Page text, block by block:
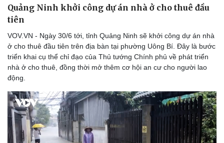
Sức khỏe
Dinh dưỡng - món ngon
Cây thuốc
Sản phụ khoa
Nhi khoa
Nam khoa
Làm đẹp - giảm cân
Ăn sạch sống khỏe
Đời sống
Blog
Tình yêu - Gia đình
Quảng Ninh khởi công dự án nhà ở cho thuê đầu
tiên
VOV.VN - Ngày 30/6 tới, tỉnh Quảng Ninh sẽ khởi công dự án nhà
ở cho thuê đầu tiên trên địa bàn tại phường Uông Bí. Đây là bước
triển khai cụ thể chỉ đạo của Thủ tướng Chính phủ về phát triển
nhà ở cho thuê, đồng thời mở thêm cơ hội an cư cho người lao
động.